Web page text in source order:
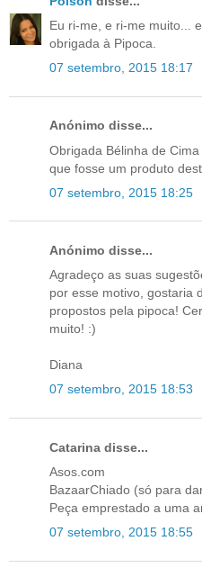
Eu ri-me, e ri-me muito...
obrigada à Pipoca.
07 setembro, 2015 18:17
Anónimo disse...
Obrigada Bélinha de
que fosse um produto
07 setembro, 2015 18:25
Anónimo disse...
Agradeço as suas
por esse motivo, gostaria
propostos pela pipoca!
muito! :)
Diana
07 setembro, 2015 18:53
Catarina disse...
Asos.com
BazaarChiado (só para
Peça emprestado a uma
07 setembro, 2015 18:55